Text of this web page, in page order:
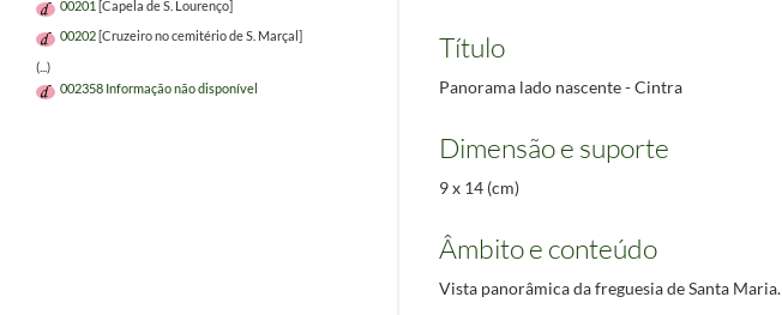
00201 [Capela de S. Lourenço]
00202 [Cruzeiro no cemitério de S. Marçal]
(...)
002358 Informação não disponível
Título
Panorama lado nascente - Cintra
Dimensão e suporte
9 x 14 (cm)
Âmbito e conteúdo
Vista panorâmica da freguesia de Santa Maria.